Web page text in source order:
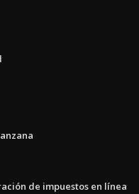
de impuestos en línea